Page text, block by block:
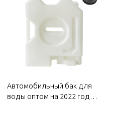
кузова Wuling
Автомобильный бак для
воды оптом на 2022 год